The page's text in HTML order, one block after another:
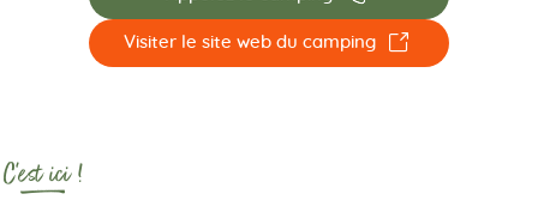
Visiter le site web du camping ☐
C'est ici !